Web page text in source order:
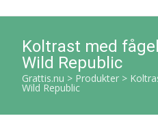
Koltrast med
Wild Republic
Grattis.nu > Produkter >
Wild Republic